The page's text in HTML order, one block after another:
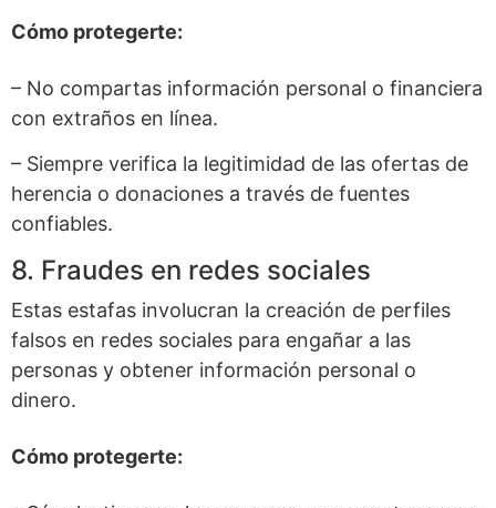
Cómo protegerte:
– No compartas información personal o financiera
con extraños en línea.
– Siempre verifica la legitimidad de las ofertas de
herencia o donaciones a través de fuentes
confiables.
8. Fraudes en redes sociales
Estas estafas involucran la creación de perfiles
falsos en redes sociales para engañar a las
personas y obtener información personal o
dinero.
Cómo protegerte: